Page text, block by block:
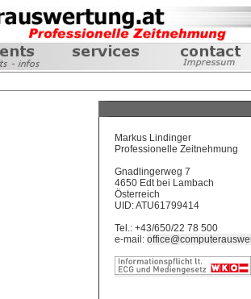
Markus Lindinger
Professionelle Zeitnehmung
Gnadlingerweg 7
4650 Edt bei Lambach
Österreich
UID: ATU61799414
Tel.: +43/650/22 78 500
e-mail: